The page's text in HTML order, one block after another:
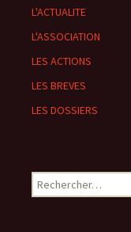
L'ACTUALITE
L'ASSOCIATION
LES ACTIONS
LES BREVES
LES DOSSIERS
Rechercher :